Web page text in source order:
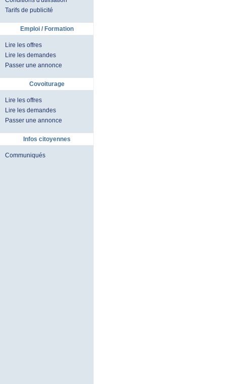
Tarifs de publicité
Emploi / Formation
Lire les offres
Lire les demandes
Passer une annonce
Covoiturage
Lire les offres
Lire les demandes
Passer une annonce
Infos citoyennes
Communiqués